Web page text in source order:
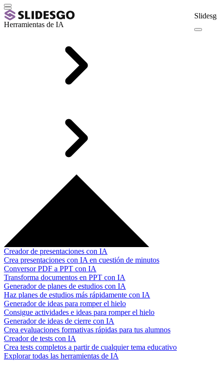
Herramientas de IA
Creador de presentaciones con IA
Crea presentaciones con IA en cuestión de minutos
Conversor PDF a PPT con IA
Transforma documentos en PPT con IA
Generador de planes de estudios con IA
Haz planes de estudios más rápidamente con IA
Generador de ideas para romper el hielo
Consigue actividades e ideas para romper el hielo
Generador de ideas de cierre con IA
Crea evaluaciones formativas rápidas para tus alumnos
Creador de tests con IA
Crea tests completos a partir de cualquier tema educativo
Explorar todas las herramientas de IA